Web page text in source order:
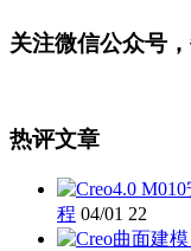
关注微信公众号
热评文章
程 04/01 22